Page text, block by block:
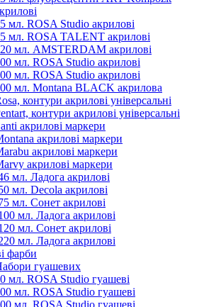
мл. ROSA Studio акрилові
мл. ROSA TALENT акрилові
мл. AMSTERDAM акрилові
мл. ROSA Studio акрилові
мл. ROSA Studio акрилові
мл. Montana BLACK акрилова
контури акрилові універсальні
контури акрилові універсальні
акрилові маркери
акрилові маркери
акрилові маркери
акрилові маркери
мл. Ладога акрилові
мл. Decola акрилові
мл. Сонет акрилові
мл. Ладога акрилові
мл. Сонет акрилові
мл. Ладога акрилові
фарби
гуашевих
мл. ROSA Studio гуашеві
мл. ROSA Studio гуашеві
мл. ROSA Studio гуашеві